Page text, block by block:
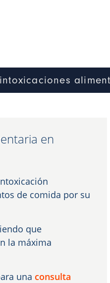
en
de comida por su
que
la máxima
una consulta